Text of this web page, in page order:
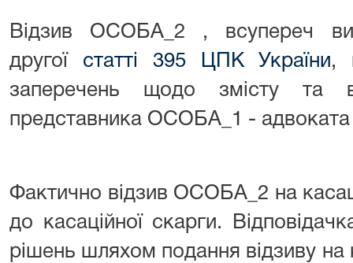
Відзив ОСОБА_2 , всупереч
другої статті 395 ЦПК України,
заперечень щодо змісту та
представника ОСОБА_1 -
Фактично відзив ОСОБА_2 на
до касаційної скарги.
рішень шляхом подання відзиву на